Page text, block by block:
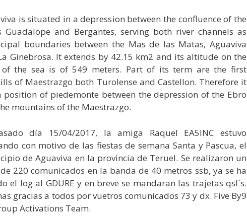
is situated in a depression between the confluence of the
Guadalope and Bergantes, serving both river channels as
boundaries between the Mas de las Matas, Aguaviva
Ginebrosa. It extends by 42.15 km2 and its altitude on the
of the sea is of 549 meters. Part of its term are the first
of Maestrazgo both Turolense and Castellon. Therefore it
position of piedemonte between the depression of the Ebro
mountains of the Maestrazgo.
día 15/04/2017, la amiga Raquel EA5INC estuvo
con motivo de las fiestas de semana Santa y Pascua, el
de Aguaviva en la provincia de Teruel. Se realizaron un
220 comunicados en la banda de 40 metros ssb, ya se ha
el log al GDURE y en breve se mandaran las trajetas qsl´s.
gracias a todos por vuetros comunicados 73 y dx. Five By9
Activations Team.